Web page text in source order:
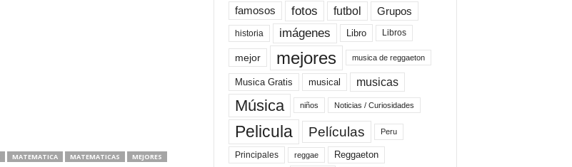
MATEMATICA MATEMATICAS
MEJORES
famosos fotos futbol Grupos
historia imágenes Libro Libros
mejor mejores musica de reggaeton
Musica Gratis musical musicas
Música niños Noticias / Curiosidades
Pelicula Películas Peru
Principales reggae Reggaeton